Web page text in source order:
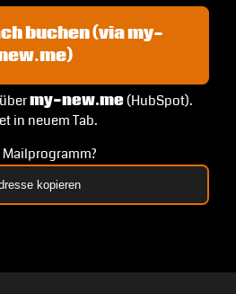
buchen (via my-
my-new.me(HubSpot).
in neuem Tab.
Mailprogramm?
kopieren